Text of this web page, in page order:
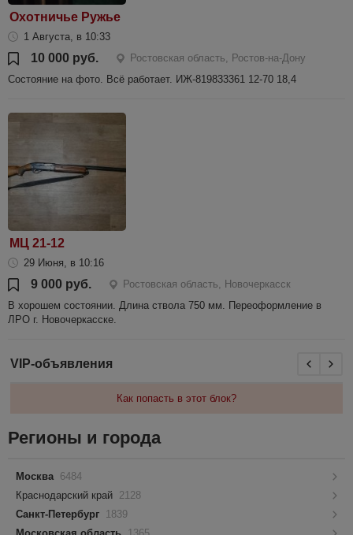
Охотничье Ружье
1 Августа, в 10:33
10 000 руб.
Ростовская область, Ростов-на-Дону
Состояние на фото. Всё работает. ИЖ-819833361 12-70 18,4
МЦ 21-12
29 Июня, в 10:16
9 000 руб.
Ростовская область, Новочеркасск
В хорошем состоянии. Длина ствола 750 мм. Переоформление в
ЛРО г. Новочеркасске.
VIP-объявления
Как попасть в этот блок?
Регионы и города
Москва 6484
Краснодарский край 2128
Санкт-Петербург 1839